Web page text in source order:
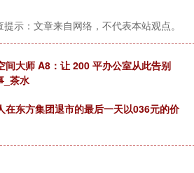
提示：文章来自网络，不代表本站观点。
间大师 A8：让 200 平办公室从此告别
_茶水
在东方集团退市的最后一天以036元的价